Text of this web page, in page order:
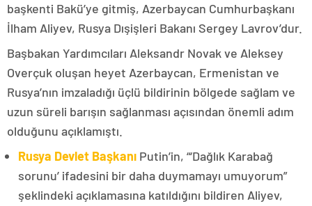
başkenti Bakü’ye gitmiş, Azerbaycan Cumhurbaşkanı
İlham Aliyev, Rusya Dışişleri Bakanı Sergey Lavrov’dur.
Başbakan Yardımcıları Aleksandr Novak ve Aleksey
Overçuk oluşan heyet Azerbaycan, Ermenistan ve
Rusya’nın imzaladığı üçlü bildirinin bölgede sağlam ve
uzun süreli barışın sağlanması açısından önemli adım
olduğunu açıklamıştı.
Rusya Devlet Başkanı Putin’in, “‘Dağlık Karabağ
sorunu’ ifadesini bir daha duymamayı umuyorum”
şeklindeki açıklamasına katıldığını bildiren Aliyev,